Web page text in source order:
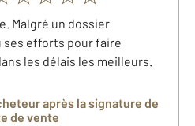
Malgré un dossier
ses efforts pour faire
les délais les meilleurs.
après la signature de
de vente